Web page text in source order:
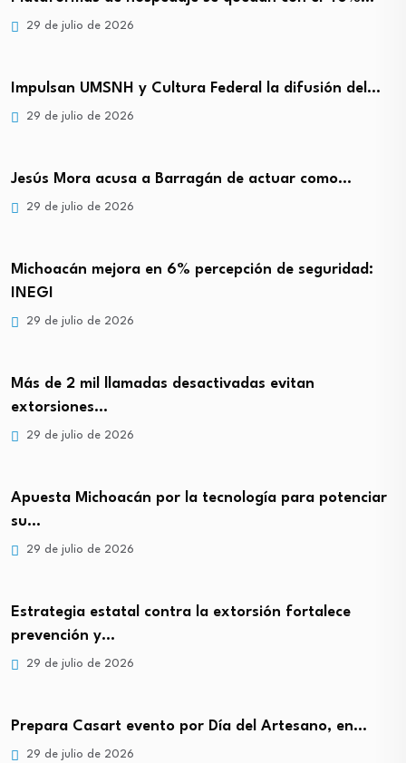
29 de julio de 2026
Impulsan UMSNH y Cultura Federal la difusión del…
29 de julio de 2026
Jesús Mora acusa a Barragán de actuar como…
29 de julio de 2026
Michoacán mejora en 6% percepción de seguridad:
INEGI
29 de julio de 2026
Más de 2 mil llamadas desactivadas evitan
extorsiones…
29 de julio de 2026
Apuesta Michoacán por la tecnología para potenciar
su…
29 de julio de 2026
Estrategia estatal contra la extorsión fortalece
prevención y…
29 de julio de 2026
Prepara Casart evento por Día del Artesano, en…
29 de julio de 2026